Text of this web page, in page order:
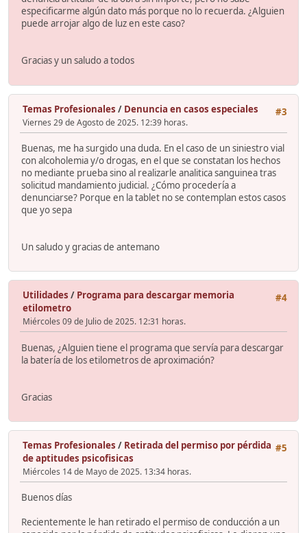
especificarme algún dato más porque no lo recuerda. ¿Alguien
puede arrojar algo de luz en este caso?
Gracias y un saludo a todos
#3
Temas Profesionales / Denuncia en casos especiales
Viernes 29 de Agosto de 2025. 12:39 horas.
Buenas, me ha surgido una duda. En el caso de un siniestro vial
con alcoholemia y/o drogas, en el que se constatan los hechos
no mediante prueba sino al realizarle analitica sanguinea tras
solicitud mandamiento judicial. ¿Cómo procedería a
denunciarse? Porque en la tablet no se contemplan estos casos
que yo sepa
Un saludo y gracias de antemano
#4
Utilidades / Programa para descargar memoria
etilometro
Miércoles 09 de Julio de 2025. 12:31 horas.
Buenas, ¿Alguien tiene el programa que servía para descargar
la batería de los etilometros de aproximación?
Gracias
#5
Temas Profesionales / Retirada del permiso por pérdida
de aptitudes psicofisicas
Miércoles 14 de Mayo de 2025. 13:34 horas.
Buenos días
Recientemente le han retirado el permiso de conducción a un